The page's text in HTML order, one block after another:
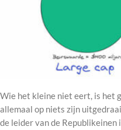
Wie het kleine niet eert, is het
allemaal op niets zijn
de leider van de Republikeinen